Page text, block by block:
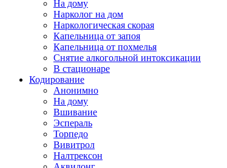
На дому
Нарколог на дом
Наркологическая скорая
Капельница от запоя
Капельница от похмелья
Снятие алкогольной интоксикации
В стационаре
Кодирование
Анонимно
На дому
Вшивание
Эспераль
Торпедо
Вивитрол
Налтрексон